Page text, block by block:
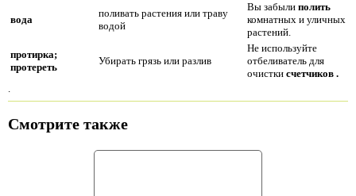
вода
поливать растения или траву
водой
Вы забыли полить
комнатных и уличных
растений.
протирка;
протереть
Убирать грязь или разлив
Не используйте
отбеливатель для
очистки счетчиков .
.
Смотрите также